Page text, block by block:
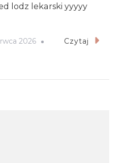
lodz lekarski yyyyy
2026 Czytaj